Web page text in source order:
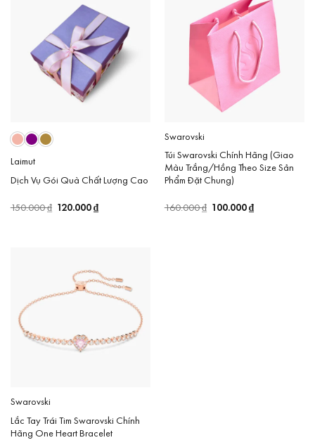
Laimut
Dịch Vụ Gói Quà Chất Lượng Cao
150.000₫ Giá
120.000₫
Swarovski
Túi Swarovski Chính Hãng (Giao
Màu Trắng/Hồng Theo Size Sản
Phẩm Đặt Chung)
160.000₫ Giá
100.000₫
Swarovski
Lắc Tay Trái Tim Swarovski Chính
Hãng One Heart Bracelet